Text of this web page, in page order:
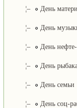
¦– День матери
¦– День
¦– День
¦– День
¦– День семьи
¦– День соц-